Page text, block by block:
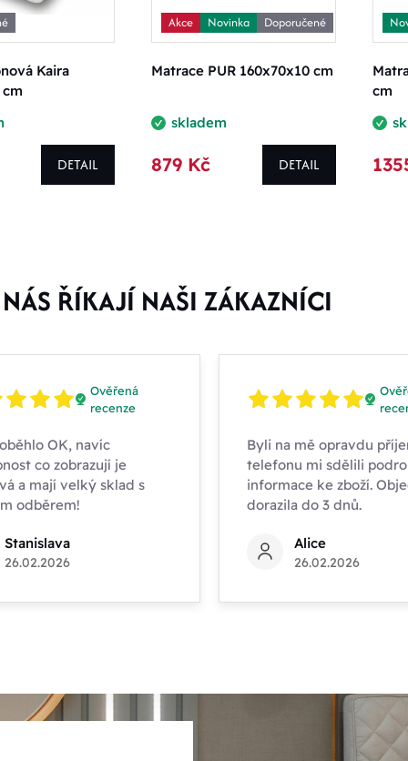
Kaira
DETAIL
Akce Novinka Doporučené
Matrace PUR 160x70x10 cm
skladem
879 Kč DETAIL
cm
ŘÍKAJÍ NAŠI ZÁKAZNÍCI
Ověřená
recenze
OK, navíc
co zobrazují je
a mají velký sklad s
odběrem!
Stanislava
26.02.2026
Byli na mě opravdu
telefonu mi sdělili
informace ke zboží.
dorazila do 3 dnů.
Alice
26.02.2026